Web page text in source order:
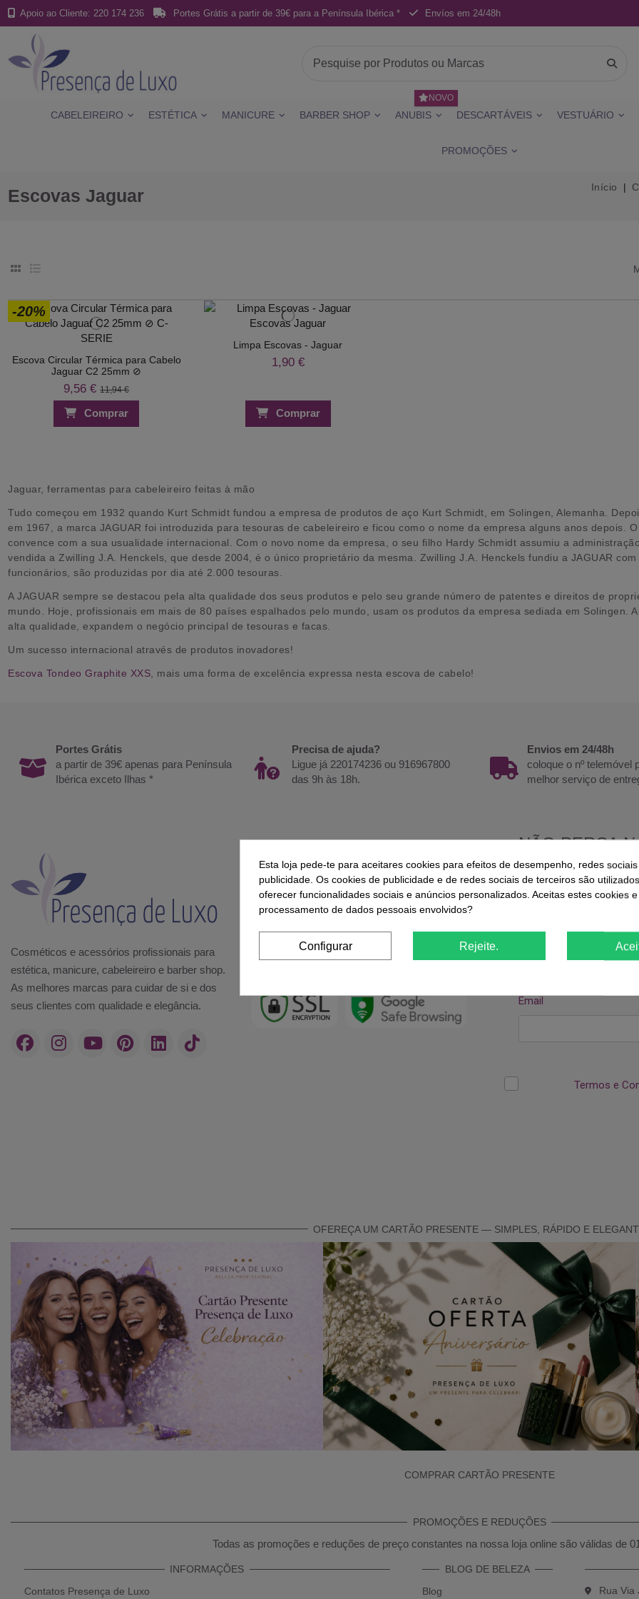
Apoio ao Cliente: 220 174 236 Portes Grátis a partir de 39€ para a Península Ibérica * Envíos em 24/48h
CABELEIREIRO ESTÉTICA MANICURE BARBER SHOP ANUBIS
NOVO
DESCARTÁVEIS VESTUÁRIO
PROMOÇÕES
Escovas Jaguar Início
-20%
Escova Circular Térmica para Cabelo
Jaguar C2 25mm ⊘
9,56 €11,94 €
Comprar
Limpa Escovas - Jaguar
1,90 €
Comprar
Jaguar, ferramentas para cabeleireiro feitas à mão
Tudo começou em 1932 quando Kurt Schmidt fundou a empresa de produtos de aço Kurt Schmidt, em Solingen, Alemanha.
em 1967, a marca JAGUAR foi introduzida para tesouras de cabeleireiro e ficou como o nome da empresa alguns anos depois.
convence com a sua usualidade internacional. Com o novo nome da empresa, o seu filho Hardy Schmidt assumiu a
vendida a Zwilling J.A. Henckels, que desde 2004, é o único proprietário da mesma. Zwilling J.A. Henckels fundiu a JAGUAR
funcionários, são produzidas por dia até 2.000 tesouras.
A JAGUAR sempre se destacou pela alta qualidade dos seus produtos e pelo seu grande número de patentes e direitos de
mundo. Hoje, profissionais em mais de 80 países espalhados pelo mundo, usam os produtos da empresa sediada em Solingen.
alta qualidade, expandem o negócio principal de tesouras e facas.
Um sucesso internacional através de produtos inovadores!
Escova Tondeo Graphite XXS , mais uma forma de excelência expressa nesta escova de cabelo!
Portes Grátis
a partir de 39€ apenas para Península
Ibérica exceto Ilhas *
Precisa de ajuda?
Ligue já 220174236 ou 916967800
das 9h às 18h.
Envios em 24/48h
coloque o nº telemóvel
melhor serviço de
Cosméticos e acessórios profissionais para
estética, manicure, cabeleireiro e barber shop.
As melhores marcas para cuidar de si e dos
seus clientes com qualidade e elegância.
MÉTODOS DE PAGAMENTO
OFEREÇA UM CARTÃO PRESENTE — SIMPLES, RÁPIDO E
COMPRAR CARTÃO PRESENTE
PROMOÇÕES E REDUÇÕES
Todas as promoções e reduções de preço constantes na nossa loja online são válidas de
INFORMAÇÕES
Contatos Presença de Luxo
BLOG DE BELEZA
Blog
Rua Via
Esta loja pede-te para aceitares cookies para efeitos de desempenho, redes
publicidade. Os cookies de publicidade e de redes sociais de terceiros são
oferecer funcionalidades sociais e anúncios personalizados. Aceitas estes cookies
processamento de dados pessoais envolvidos?
Configurar Rejeite.